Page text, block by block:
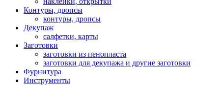
Контуры, дропсы
контуры, дропсы
Декупаж
салфетки, карты
Заготовки
заготовки из пенопласта
заготовки для декупажа и другие заготовки
Фурнитура
Инструменты